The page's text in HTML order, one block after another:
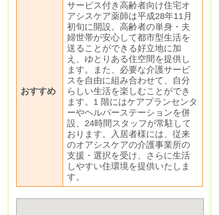
おすすめ
サービス付き高齢者向け住宅オ
アシスケア薬師は平成28年11月
初旬に開設。高齢者の単身・夫
婦世帯が安心して都市型生活を
送ることができる好立地に加
え、ゆとりある住空間を提供し
ます。また、必要な介護サービ
スを自由に組み合わせて、自分
らしい生活を楽しむことができ
ます。1 階にはケアプランセンタ
ーやヘルパーステーションを併
設、24時間スタッフが常駐して
おります。入居者様には、従来
のオアシスケアの介護事業所の
支援・選択を受け、さらに生活
しやすい住環境を提供いたしま
す。